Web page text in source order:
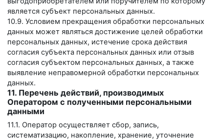
является субъект персональных данных.
10.9. Условием прекращения обработки персональных
данных может являться достижение целей обработки
персональных данных, истечение срока действия
согласия субъекта персональных данных или отзыв
согласия субъектом персональных данных, а также
выявление неправомерной обработки персональных
данных.
11. Перечень действий, производимых
Оператором с полученными персональными
данными
11.1. Оператор осуществляет сбор, запись,
систематизацию, накопление, хранение, уточнение